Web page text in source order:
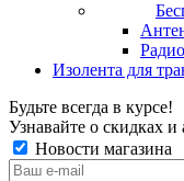
Изолента для
Будьте всегда в курсе!
Узнавайте о скидках
Новости магазина